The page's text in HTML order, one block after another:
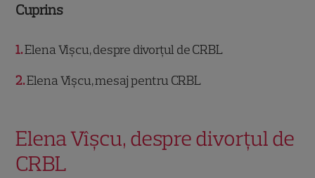
Cuprins
1 Elena Vîșcu, despre divorțul de CRBL
2 Elena Vîșcu, mesaj pentru CRBL
Elena Vîșcu, despre divorțul de
CRBL